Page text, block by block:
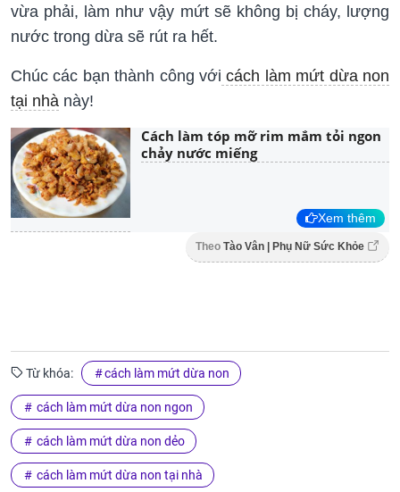
vừa phải, làm như vậy mứt sẽ không bị cháy, lượng
nước trong dừa sẽ rút ra hết.
Chúc các bạn thành công với cách làm mứt dừa non
tại nhà này!
Cách làm tóp mỡ rim mắm tỏi ngon
chảy nước miếng
Xem thêm
Theo Tào Vân | Phụ Nữ Sức Khỏe
Từ khóa: cách làm mứt dừa non
cách làm mứt dừa non ngon
cách làm mứt dừa non dẻo
cách làm mứt dừa non tại nhà